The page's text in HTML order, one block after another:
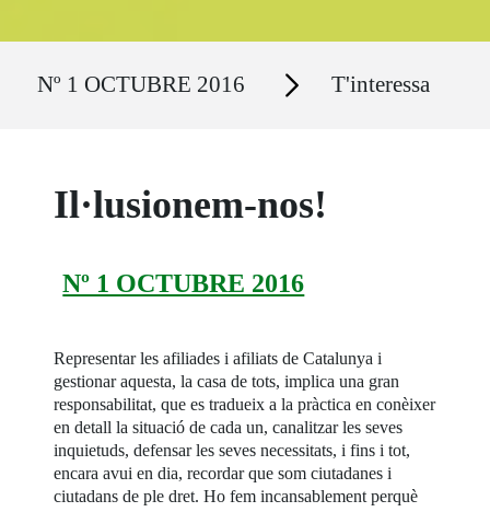
Nº 1 OCTUBRE 2016 Secciones T'interessa
Il·lusionem-nos!
Nº 1 OCTUBRE 2016
Representar les afiliades i afiliats de Catalunya i
gestionar aquesta, la casa de tots, implica una gran
responsabilitat, que es tradueix a la pràctica en conèixer
en detall la situació de cada un, canalitzar les seves
inquietuds, defensar les seves necessitats, i fins i tot,
encara avui en dia, recordar que som ciutadanes i
ciutadans de ple dret. Ho fem incansablement perquè